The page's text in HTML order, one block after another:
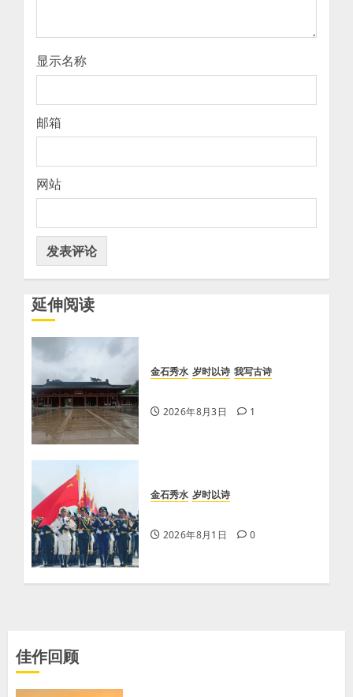
显示名称
邮箱
网站
延伸阅读
金石秀水 岁时以诗 我写古诗
2026年8月3日 1
金石秀水 岁时以诗
2026年8月1日 0
佳作回顾